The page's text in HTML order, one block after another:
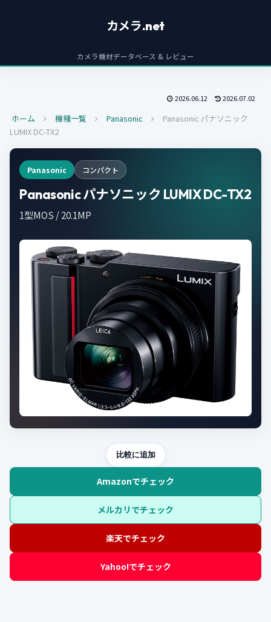
カメラ.net
カメラ機材データベース & レビュー
2026.06.12 2026.07.02
ホーム 機種一覧 Panasonic
Panasonic パナソニック
LUMIX DC-TX2
Panasonic コンパクト
Panasonic パナソニック LUMIX DC-TX2
1型MOS / 20.1MP
比較に追加
Amazonでチェック
メルカリでチェック
楽天でチェック
Yahoo!でチェック